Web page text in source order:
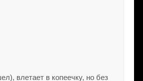
влетает в копеечку, но без